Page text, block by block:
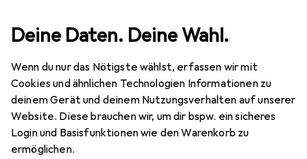
Deine Daten. Deine Wahl.
Wenn du nur das Nötigste wählst, erfassen wir mit
Cookies und ähnlichen Technologien Informationen zu
deinem Gerät und deinem Nutzungsverhalten auf unserer
Website. Diese brauchen wir, um dir bspw. ein sicheres
Login und Basisfunktionen wie den Warenkorb zu
ermöglichen.
Smartphone Schutzfolie Dipos Displayschutzfolie Antireflex
6 Bilder
DiposDisplayschutzfolie Antireflex
EUR
3,99